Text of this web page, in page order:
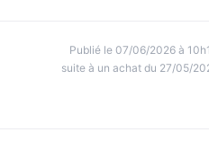
Publié le 07/06/2026 à
suite à un achat du 27/05/